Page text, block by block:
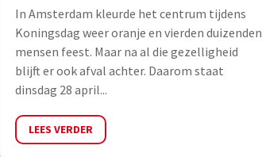
In Amsterdam kleurde het centrum tijdens
Koningsdag weer oranje en vierden duizenden
mensen feest. Maar na al die gezelligheid
blijft er ook afval achter. Daarom staat
dinsdag 28 april...
LEES VERDER